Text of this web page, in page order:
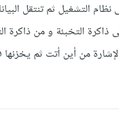
واحياناً يكون لهذه
التشغيل ثم تنتقل
ذاكرة التخبئة و من ذاكرة
من أين أتت ثم